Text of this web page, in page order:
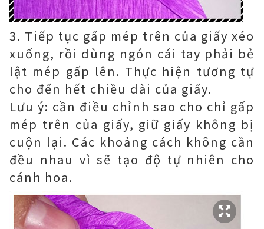
3. Tiếp tục gấp mép trên của giấy xéo
xuống, rồi dùng ngón cái tay phải bẻ
lật mép gấp lên. Thực hiện tương tự
cho đến hết chiều dài của giấy.
Lưu ý: cần điều chỉnh sao cho chỉ gấp
mép trên của giấy, giữ giấy không bị
cuộn lại. Các khoảng cách không cần
đều nhau vì sẽ tạo độ tự nhiên cho
cánh hoa.